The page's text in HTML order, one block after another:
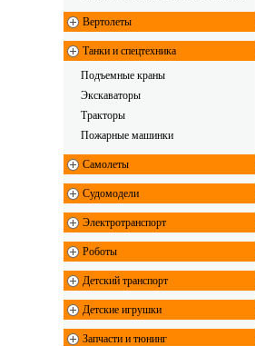
Вертолеты
Танки и спецтехника
Подъемные краны
Экскаваторы
Тракторы
Пожарные машинки
Самолеты
Судомодели
Электротранспорт
Роботы
Детский транспорт
Детские игрушки
Запчасти и тюнинг